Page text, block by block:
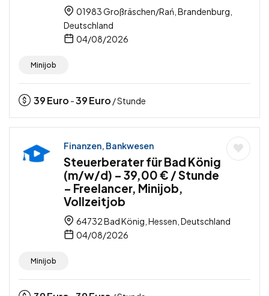
01983 Großräschen/Rań, Brandenburg,
Deutschland
04/08/2026
Minijob
39Euro -39Euro / Stunde
Finanzen, Bankwesen
Steuerberater für Bad König
(m/w/d) – 39,00 € / Stunde
– Freelancer, Minijob,
Vollzeitjob
64732 Bad König, Hessen, Deutschland
04/08/2026
Minijob